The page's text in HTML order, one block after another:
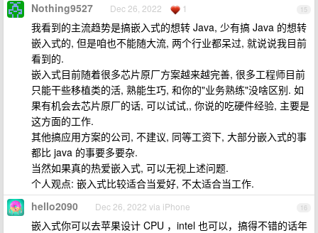
15
Nothing9527 Dec 26, 2022 1
我看到的主流趋势是搞嵌入式的想转 Java, 少有搞 Java 的想转
嵌入式的, 但是咱也不能随大流, 两个行业都呆过, 就说说我目前
看到的.
嵌入式目前随着很多芯片原厂方案越来越完善, 很多工程师目前
只能干些移植类的活, 熟能生巧, 和你的"业务熟练"没啥区别. 如
果有机会去芯片原厂的话, 可以试试,, 你说的吃硬件经验, 主要是
这方面的工作.
其他搞应用方案的公司, 不建议, 同等工资下, 大部分嵌入式的事
都比 java 的事要多要杂.
当然如果真的热爱嵌入式, 可以无视上述问题.
个人观点: 嵌入式比较适合当爱好, 不太适合当工作.
16
hello2090 Dec 26, 2022 via iPhone
嵌入式你可以去苹果设计 CPU ，intel 也可以，搞得不错的话年